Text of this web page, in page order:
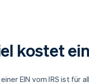
kostet
EIN vom IRS ist für